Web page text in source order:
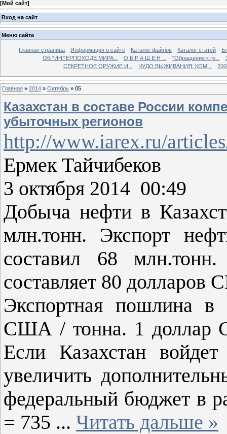
[Мой сайт]
Вход на сайт
Меню сайта
Главная страница Информация о сайте Каталог файлов Каталог статей
ОБ “ИНТЕРПОХОДЕ МИРА...
О Б Р А Щ Е Н ... "Обращение к гр...
СЕКРЕТНОЕ ОРУЖИЕ И...
ЧУДО ВЫЖИВАНИЯ: КОМ...
Главная » 2014 » Октябрь » 05
Казахстан в составе России
убыточных регионов
http://www.iarex.ru/
Ермек Тайчибеков
3 октября 2014 00:49
Добыча нефти в
млн.тонн. Экспорт
составил 68
составляет 80
Экспортная пошлина в
США / тонна. 1 доллар
Если Казахстан
увеличить
федеральный бюджет в
= 735 ... Читать дальше »